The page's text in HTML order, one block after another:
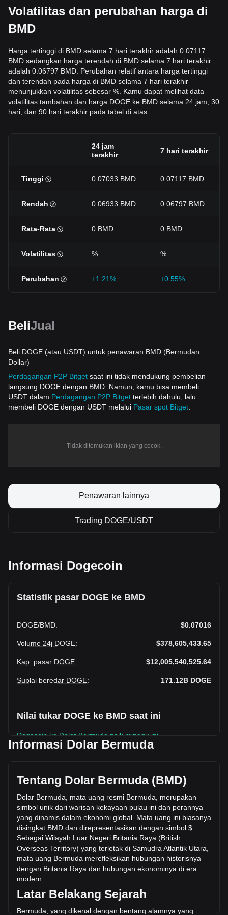
Volatilitas dan perubahan harga di
BMD
Harga tertinggi di BMD selama 7 hari terakhir adalah 0.07117
BMD sedangkan harga terendah di BMD selama 7 hari terakhir
adalah 0.06797 BMD. Perubahan relatif antara harga tertinggi
dan terendah pada harga di BMD selama 7 hari terakhir
menunjukkan volatilitas sebesar %. Kamu dapat melihat data
volatilitas tambahan dan harga DOGE ke BMD selama 24 jam, 30
hari, dan 90 hari terakhir pada tabel di atas.
24 jam
terakhir
7 hari terakhir
Tinggi 0.07033 BMD 0.07117 BMD
Rendah 0.06933 BMD 0.06797 BMD
Rata-Rata 0 BMD 0 BMD
Volatilitas % %
Perubahan +1.21% +0.55%
BeliJual
Beli DOGE (atau USDT) untuk penawaran BMD (Bermudan
Dollar)
Perdagangan P2P Bitget saat ini tidak mendukung pembelian
langsung DOGE dengan BMD. Namun, kamu bisa membeli
USDT dalam Perdagangan P2P Bitget terlebih dahulu, lalu
membeli DOGE dengan USDT melalui Pasar spot Bitget
Tidak ditemukan iklan yang cocok.
Penawaran lainnya
Trading DOGE/USDT
Informasi Dogecoin
Statistik pasar DOGE ke BMD
DOGE/BMD: $0.07016
Volume 24j DOGE: $378,605,433.65
Kap. pasar DOGE: $12,005,540,525.64
Suplai beredar DOGE: 171.12B DOGE
Nilai tukar DOGE ke BMD saat ini
Dogecoin ke Dolar Bermuda naik minggu ini.
BMD berdasarkan suplai beredar sebanyak
171,116,610,000 DOGE. Volume perdagangan sebesar
Dogecoin telah berubah -21.73% ($-105,097,528.51 BMD)
dalam 24 jam terakhir. Pada hari perdagangan terakhir,
volume perdagangan DOGE adalah $483,702,962.16.
Info lebih lanjut tentang Dogecoin di Bitget
Harga Dogecoin
Prediksi harga Dogecoin
Apa itu Dogecoin (DOGE)
Kalkulator profit Dogecoin
Informasi Dolar Bermuda
Tentang Dolar Bermuda (BMD)
Dolar Bermuda, mata uang resmi Bermuda, merupakan
simbol unik dari warisan kekayaan pulau ini dan perannya
yang dinamis dalam ekonomi global. Mata uang ini biasanya
disingkat BMD dan direpresentasikan dengan simbol $.
Sebagai Wilayah Luar Negeri Britania Raya (British
Overseas Territory) yang terletak di Samudra Atlantik Utara,
mata uang Bermuda merefleksikan hubungan historisnya
dengan Britania Raya dan hubungan ekonominya di era
modern.
Latar Belakang Sejarah
Bermuda, yang dikenal dengan bentang alamnya yang